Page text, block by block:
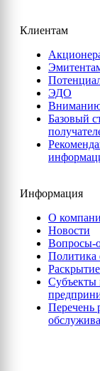
Клиентам
ЭДО
Базовый
Информация
О
Новости
Вопросы-
Политика
Субъекты
Перечень